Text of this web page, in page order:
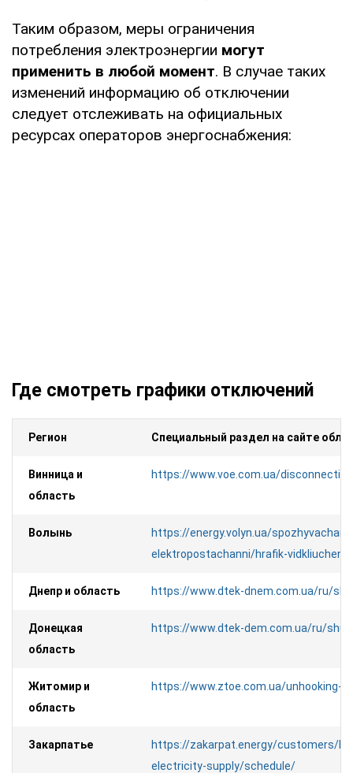
Таким образом, меры ограничения
потребления электроэнергии могут
применить в любой момент. В случае таких
изменений информацию об отключении
следует отслеживать на официальных
ресурсах операторов энергоснабжения:
Где смотреть графики отключений
Регион Специальный раздел на сайте
Винница и
область
https://www.voe.com.ua/
Волынь
https://energy.volyn.ua/
elektropostachanni/hrafik-vidkliuchen/
Днепр и область https://www.dtek-dnem.com.ua/ru/
Донецкая
область
https://www.dtek-dem.com.ua/ru/
Житомир и
область
https://www.ztoe.com.ua/unhooking-
Закарпатье
https://zakarpat.energy/customers/
electricity-supply/schedule/